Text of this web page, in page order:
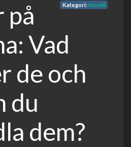
Kategori:Novell
på
Vad
de och
du
dem?